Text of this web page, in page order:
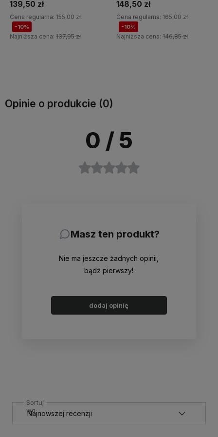
139,50 zł
Cena regularna: 155,00 zł
-10%
Najniższa cena: 137,95 zł
148,50 zł
Cena regularna: 165,00 zł
-10%
Najniższa cena: 146,85 zł
Opinie o produkcie (0)
0 / 5
Masz ten produkt?
Nie ma jeszcze żadnych opinii,
bądź pierwszy!
dodaj opinię
Sortuj
wg